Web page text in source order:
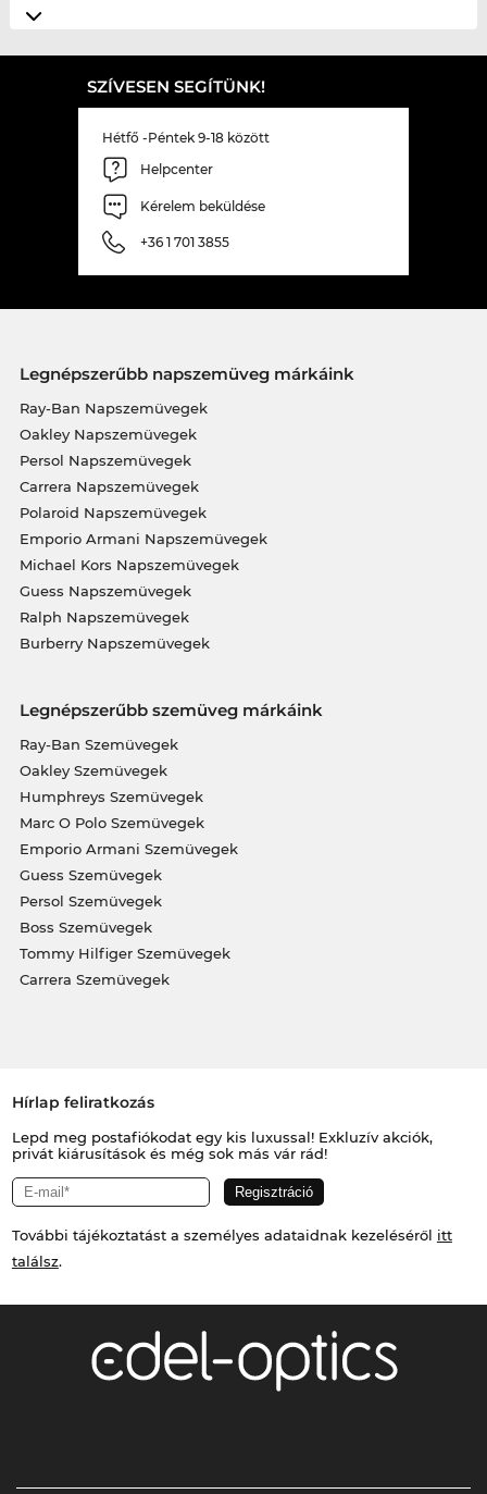
SZÍVESEN SEGÍTÜNK!
Hétfő -Péntek 9-18 között
Helpcenter
Kérelem beküldése
+36 1 701 3855
Legnépszerűbb napszemüveg márkáink
Ray-Ban Napszemüvegek
Oakley Napszemüvegek
Persol Napszemüvegek
Carrera Napszemüvegek
Polaroid Napszemüvegek
Emporio Armani Napszemüvegek
Michael Kors Napszemüvegek
Guess Napszemüvegek
Ralph Napszemüvegek
Burberry Napszemüvegek
Legnépszerűbb szemüveg márkáink
Ray-Ban Szemüvegek
Oakley Szemüvegek
Humphreys Szemüvegek
Marc O Polo Szemüvegek
Emporio Armani Szemüvegek
Guess Szemüvegek
Persol Szemüvegek
Boss Szemüvegek
Tommy Hilfiger Szemüvegek
Carrera Szemüvegek
Hírlap feliratkozás
Lepd meg postafiókodat egy kis luxussal! Exkluzív akciók,
privát kiárusítások és még sok más vár rád!
További tájékoztatást a személyes adataidnak kezeléséről itt
találsz.